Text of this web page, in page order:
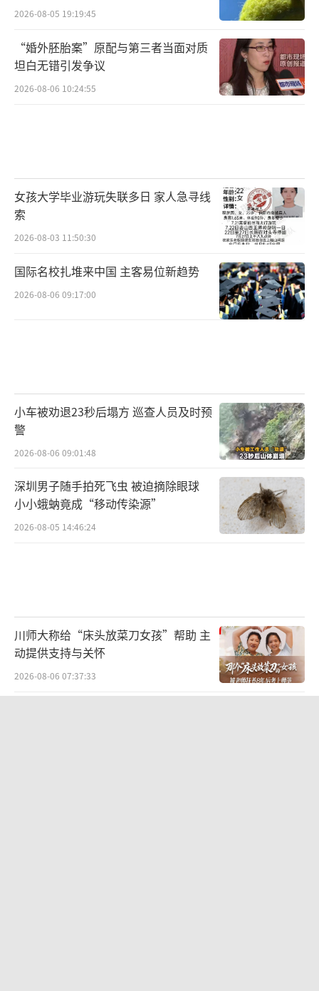
2026-08-05 19:19:45
“婚外胚胎案”原配与第三者当面对质
坦白无错引发争议
2026-08-06 10:24:55
女孩大学毕业游玩失联多日 家人急寻线
索
2026-08-03 11:50:30
国际名校扎堆来中国 主客易位新趋势
2026-08-06 09:17:00
小车被劝退23秒后塌方 巡查人员及时预
警
2026-08-06 09:01:48
深圳男子随手拍死飞虫 被迫摘除眼球
小小蛾蚋竟成“移动传染源”
2026-08-05 14:46:24
川师大称给“床头放菜刀女孩”帮助 主
动提供支持与关怀
2026-08-06 07:37:33